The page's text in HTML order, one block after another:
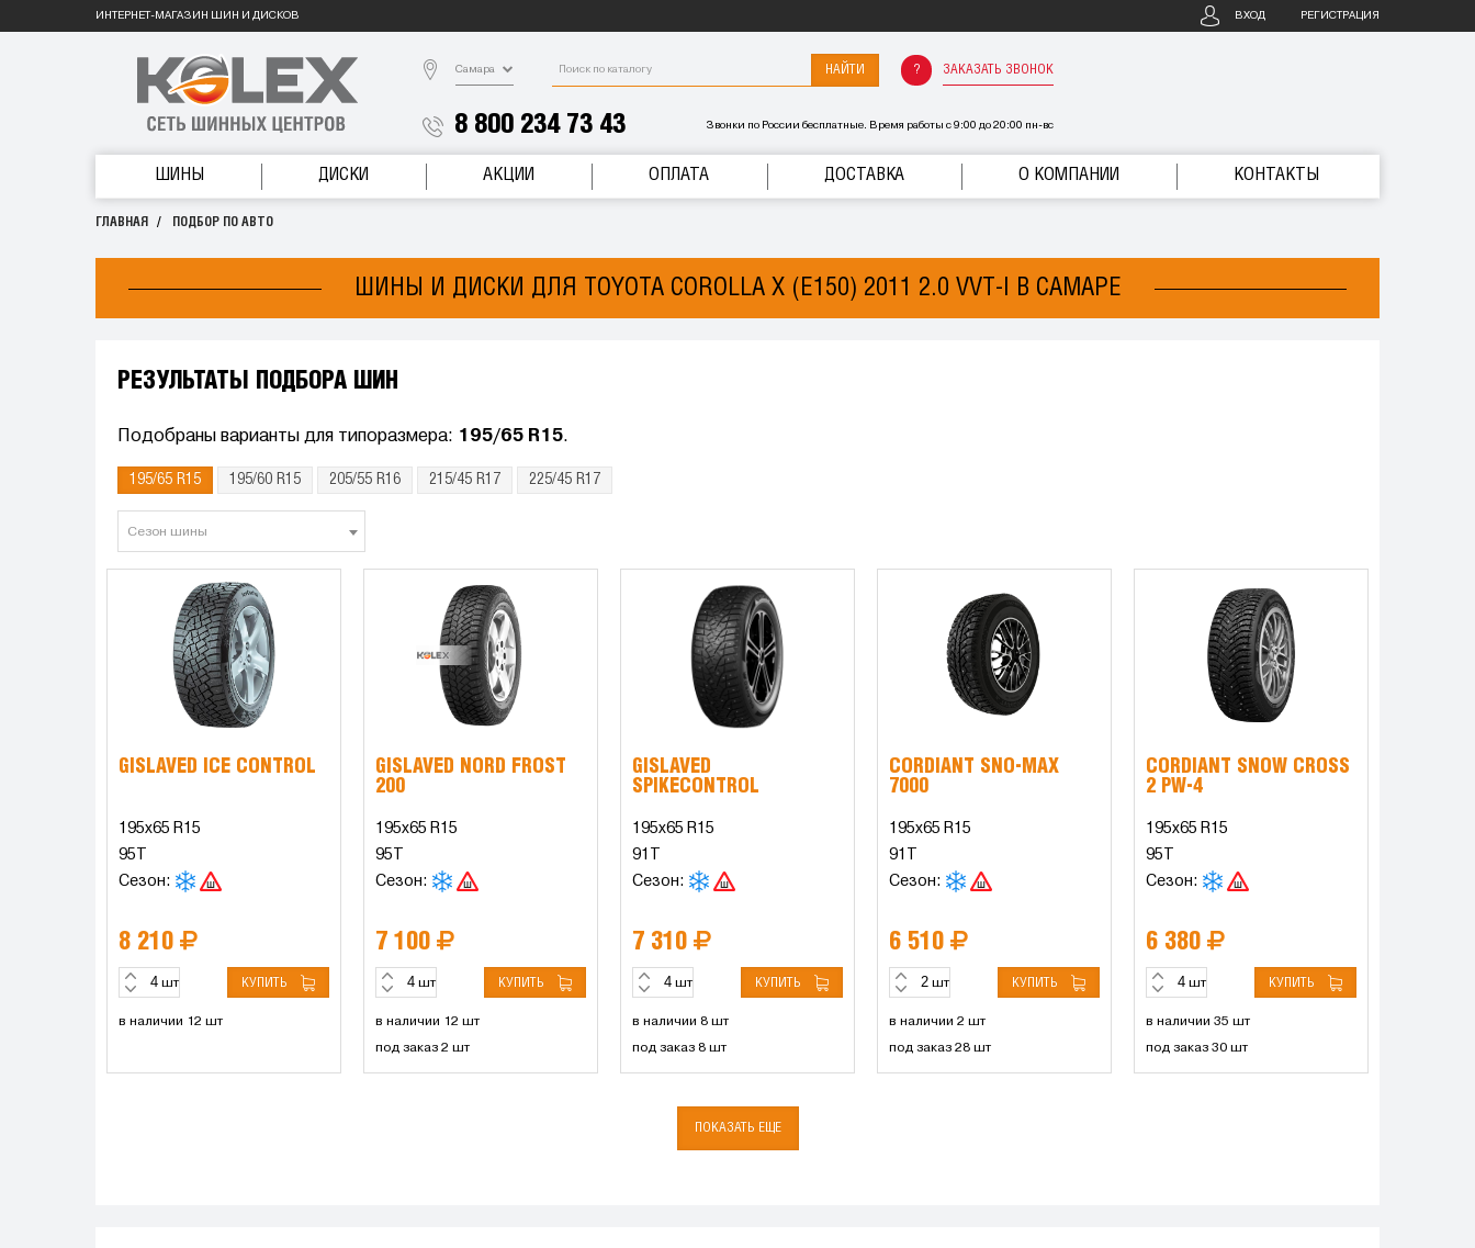
ИНТЕРНЕТ-МАГАЗИН ШИН И ДИСКОВ ВХОД РЕГИСТРАЦИЯ
Самара НАЙТИ ЗАКАЗАТЬ ЗВОНОК
8 800 234 73 43 Звонки по России бесплатные. Время работы с 9:00 до 20:00 пн-вс
ШИНЫ ДИСКИ АКЦИИ ОПЛАТА ДОСТАВКА О КОМПАНИИ КОНТАКТЫ
ГЛАВНАЯ ПОДБОР ПО АВТО
ШИНЫ И ДИСКИ ДЛЯ TOYOTA COROLLA X (E150) 2011 2.0 VVT-I В САМАРЕ
РЕЗУЛЬТАТЫ ПОДБОРА ШИН
Подобраны варианты для типоразмера: 195/65 R15.
195/65 R15 195/60 R15 205/55 R16 215/45 R17 225/45 R17
Сезон шины
GISLAVED ICE CONTROL
195x65 R15
95T
Сезон:
8 210
шт КУПИТЬ
в наличии 12 шт
GISLAVED NORD FROST
200
195x65 R15
95T
Сезон:
7 100
шт КУПИТЬ
в наличии 12 шт
под заказ 2 шт
GISLAVED
SPIKECONTROL
195x65 R15
91T
Сезон:
7 310
шт КУПИТЬ
в наличии 8 шт
под заказ 8 шт
CORDIANT SNO-MAX
7000
195x65 R15
91T
Сезон:
6 510
шт КУПИТЬ
в наличии 2 шт
под заказ 28 шт
CORDIANT SNOW CROSS
2 PW-4
195x65 R15
95T
Сезон:
6 380
шт КУПИТЬ
в наличии 35 шт
под заказ 30 шт
ПОКАЗАТЬ ЕЩЕ